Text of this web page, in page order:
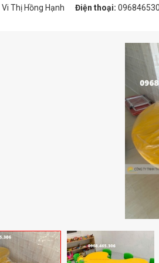
Vi Thị Hồng Hạnh Điện thoại: